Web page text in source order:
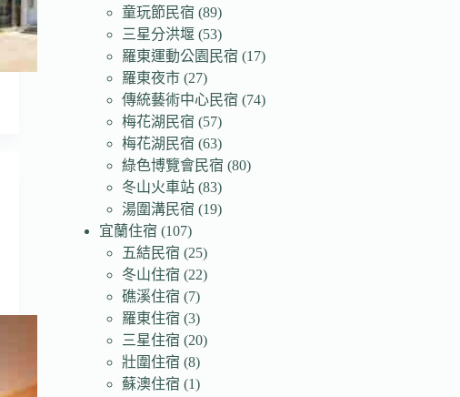
童玩節民宿 (89)
三星分洪堰 (53)
羅東運動公園民宿 (17)
羅東夜市 (27)
傳統藝術中心民宿 (74)
梅花湖民宿 (57)
梅花湖民宿 (63)
綠色博覽會民宿 (80)
冬山火車站 (83)
湯圍溝民宿 (19)
宜蘭住宿 (107)
五結民宿 (25)
冬山住宿 (22)
礁溪住宿 (7)
羅東住宿 (3)
三星住宿 (20)
壯圍住宿 (8)
蘇澳住宿 (1)